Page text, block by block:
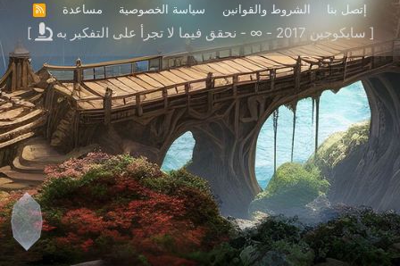
إتصل بنا الشروط والقوانين سياسة الخصوصية مساعدة
R
S
[ سايكوجين 2017 - ∞ - نحقق فيما لا تجرأ على التفكير به ]